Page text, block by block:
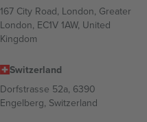
167 City Road, London, Greater
London, EC1V 1AW, United
Kingdom
Switzerland
Dorfstrasse 52a, 6390
Engelberg, Switzerland